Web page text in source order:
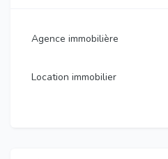
Agence immobilière
Location immobilier